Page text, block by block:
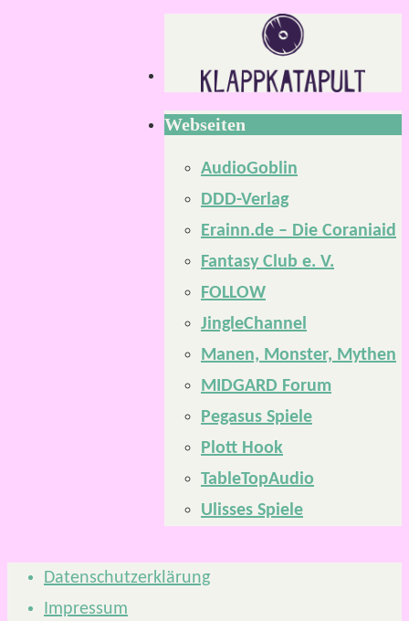
Webseiten
AudioGoblin
DDD-Verlag
Erainn.de – Die Coraniaid
Fantasy Club e. V.
FOLLOW
JingleChannel
Manen, Monster, Mythen
MIDGARD Forum
Pegasus Spiele
Plott Hook
TableTopAudio
Ulisses Spiele
Datenschutzerklärung
Impressum